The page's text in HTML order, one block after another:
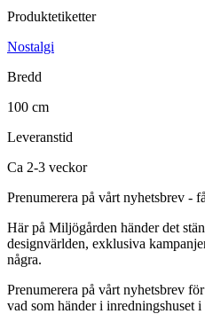
Produktetiketter
Nostalgi
Bredd
100 cm
Leveranstid
Ca 2-3 veckor
Prenumerera på vårt nyhetsbrev -
Här på Miljögården händer det
designvärlden, exklusiva
några.
Prenumerera på vårt nyhetsbrev
vad som händer i inredningshuset